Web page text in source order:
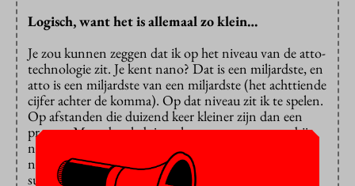
Logisch, want het is allemaal zo klein…
Je zou kunnen zeggen dat ik op het niveau van de atto-
technologie zit. Je kent nano? Dat is een miljardste, en
atto is een miljardste van een miljardste (het achttiende
cijfer achter de komma). Op dat niveau zit ik te spelen.
Op afstanden die duizend keer kleiner zijn dan een
proton. Maar daar heb je wel enorme apparatuur bij
nodig. In Geneve staat wat je een microscoop kunt
noemen, met een omtrek van 28 kilometer, dus zo
subtiel is dat ook weer niet, maar je kunt niet zomaar